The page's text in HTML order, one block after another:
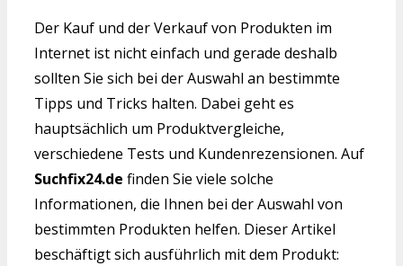
Der Kauf und der Verkauf von Produkten im
Internet ist nicht einfach und gerade deshalb
sollten Sie sich bei der Auswahl an bestimmte
Tipps und Tricks halten. Dabei geht es
hauptsächlich um Produktvergleiche,
verschiedene Tests und Kundenrezensionen. Auf
Suchfix24.de finden Sie viele solche
Informationen, die Ihnen bei der Auswahl von
bestimmten Produkten helfen. Dieser Artikel
beschäftigt sich ausführlich mit dem Produkt: